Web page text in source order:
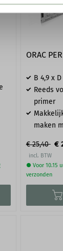
ORAC
B 4,9 x
Reeds
primer
maken
€ 25,40 €
incl. BTW
● Voor 10.15
verzonden